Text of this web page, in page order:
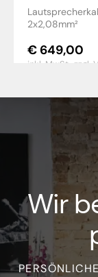
2x2,08mm²
€ 649,00
inkl. MwSt., zzgl.
Wir